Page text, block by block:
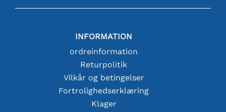
INFORMATION
ordreinformation
Returpolitik
Vilkår og betingelser
Fortrolighedserklæring
Klager